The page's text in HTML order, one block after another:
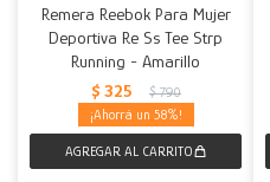
Remera Reebok Para Mujer
Deportiva Re Ss Tee Strp
Running - Amarillo
$ 325 $ 790
58